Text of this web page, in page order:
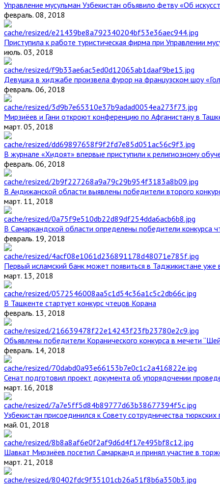
Управление мусульман Узбекистан объявило фетву «Об
февраль. 08, 2018
Приступила к работе туристическая фирма при Управлении
июль. 03, 2018
Девушка в хиджабе произвела фурор на французском шоу
февраль. 06, 2018
Мирзиёев и Гани откроют конференцию по Афганистану в
март. 05, 2018
В журнале «Хидоят» впервые приступили к религиозному
февраль. 06, 2018
В Андижанской области выявлены победители второго
март. 11, 2018
В Самаркандской области определены победители конкурса
февраль. 19, 2018
Первый исламский банк может появиться в Таджикистане уже
март. 13, 2018
В Ташкенте стартует конкурс чтецов Корана
февраль. 13, 2018
Объявлены победители Коранического конкурса в мечети
февраль. 14, 2018
Сенат подготовил проект документа об упорядочении
март. 16, 2018
Узбекистан присоединился к Совету сотрудничества тюркских
май. 01, 2018
Шавкат Мирзиёев посетил Самарканд и принял участие в
март. 21, 2018